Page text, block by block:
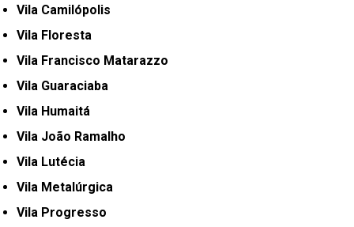
Vila Camilópolis
Vila Floresta
Vila Francisco Matarazzo
Vila Guaraciaba
Vila Humaitá
Vila João Ramalho
Vila Lutécia
Vila Metalúrgica
Vila Progresso